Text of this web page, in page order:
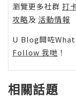
瀏覽更多社群 打
攻略及 活動情報
U Blog開咗
Follow 我哋 ！
相關話題